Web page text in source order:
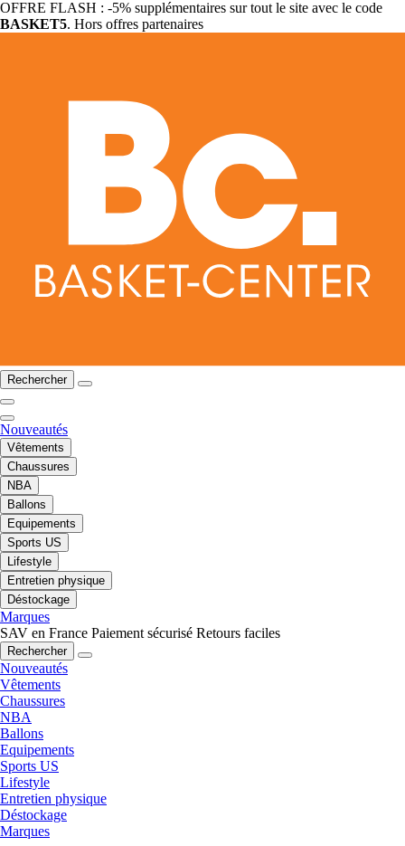
OFFRE FLASH : -5% supplémentaires sur tout le site avec le code
BASKET5. Hors offres partenaires
Rechercher
Nouveautés
Vêtements
Chaussures
NBA
Ballons
Equipements
Sports US
Lifestyle
Entretien physique
Déstockage
Marques
SAV en France Paiement sécurisé Retours faciles
Rechercher
Nouveautés
Vêtements
Chaussures
NBA
Ballons
Equipements
Sports US
Lifestyle
Entretien physique
Déstockage
Marques